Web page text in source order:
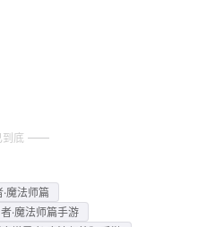
到底
魔法师篇
·魔法师篇手游